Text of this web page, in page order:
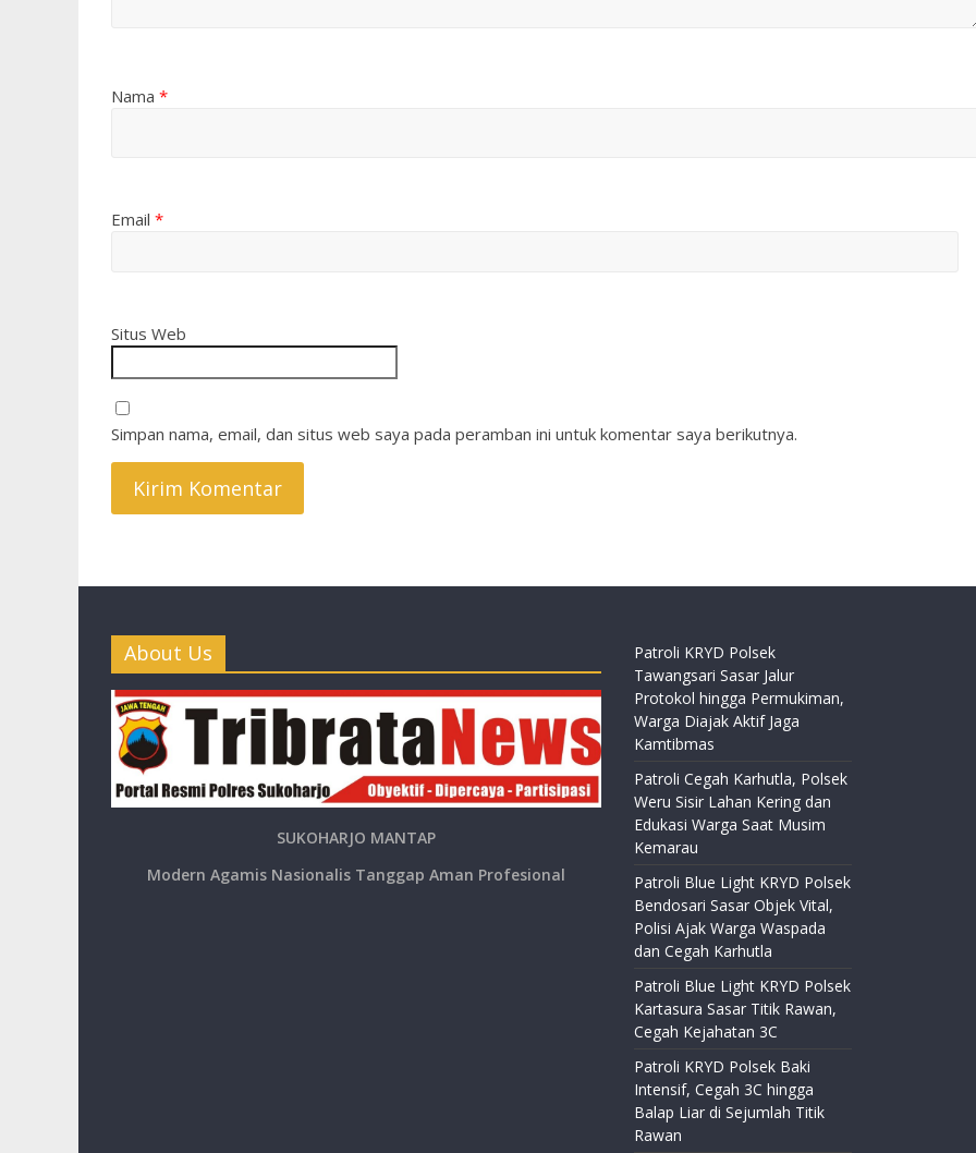
Nama *
Email *
Situs Web
Simpan nama, email, dan situs web saya pada peramban ini untuk komentar saya berikutnya.
About Us
SUKOHARJO MANTAP
Modern Agamis Nasionalis Tanggap Aman Profesional
Patroli KRYD Polsek
Tawangsari Sasar Jalur
Protokol hingga Permukiman,
Warga Diajak Aktif Jaga
Kamtibmas
Patroli Cegah Karhutla, Polsek
Weru Sisir Lahan Kering dan
Edukasi Warga Saat Musim
Kemarau
Patroli Blue Light KRYD Polsek
Bendosari Sasar Objek Vital,
Polisi Ajak Warga Waspada
dan Cegah Karhutla
Patroli Blue Light KRYD Polsek
Kartasura Sasar Titik Rawan,
Cegah Kejahatan 3C
Patroli KRYD Polsek Baki
Intensif, Cegah 3C hingga
Balap Liar di Sejumlah Titik
Rawan